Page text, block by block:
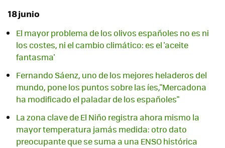
18 junio
El mayor problema de los olivos españoles no es ni
los costes, ni el cambio climático: es el 'aceite
fantasma'
Fernando Sáenz, uno de los mejores heladeros del
mundo, pone los puntos sobre las íes,"Mercadona
ha modificado el paladar de los españoles"
La zona clave de El Niño registra ahora mismo la
mayor temperatura jamás medida: otro dato
preocupante que se suma a una ENSO histórica